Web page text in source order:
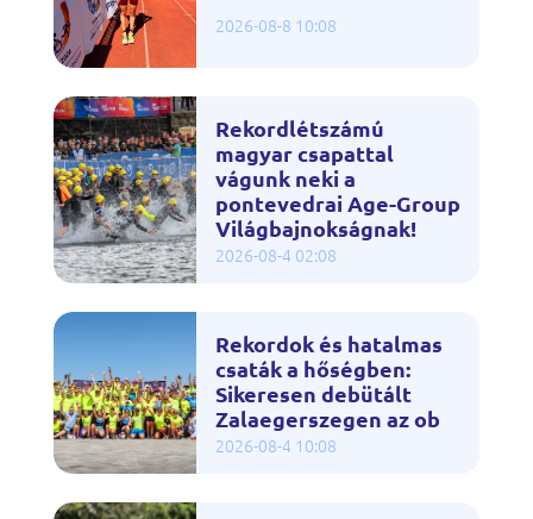
2026-08-8 10:08
Rekordlétszámú
magyar csapattal
vágunk neki a
pontevedrai Age-Group
Világbajnokságnak!
2026-08-4 02:08
Rekordok és hatalmas
csaták a hőségben:
Sikeresen debütált
Zalaegerszegen az ob
2026-08-4 10:08